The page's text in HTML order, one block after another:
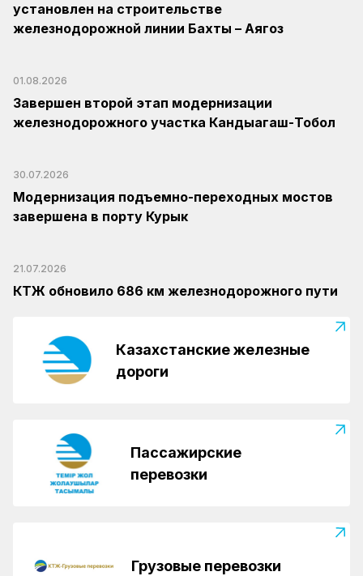
установлен на строительстве
железнодорожной линии Бахты – Аягоз
01.08.2026
Завершен второй этап модернизации
железнодорожного участка Кандыагаш-Тобол
30.07.2026
Модернизация подъемно-переходных мостов
завершена в порту Курык
21.07.2026
КТЖ обновило 686 км железнодорожного пути
Казахстанские железные
дороги
Пассажирские
перевозки
Грузовые перевозки